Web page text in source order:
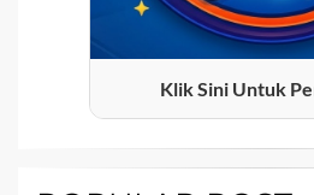
Klik Sini Untuk